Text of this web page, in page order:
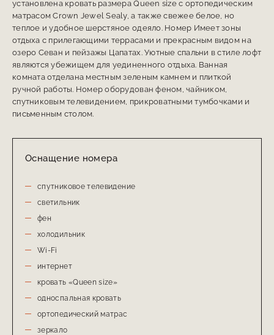
установлена кровать размера Queen size с ортопедическим
матрасом Crown Jewel Sealy, а также свежее белое, но
теплое и удобное шерстяное одеяло. Номер Имеет зоны
отдыха с прилегающими террасами и прекрасным видом на
озеро Севан и пейзажы Цапатах. Уютные спальни в стиле лофт
являются убежищем для уединенного отдыха. Ванная
комната отделана местным зеленым камнем и плиткой
ручной работы. Номер оборудован феном, чайником,
спутниковым телевидением, прикроватными тумбочками и
письменным столом.
Оснащение номера
спутниковое телевидение
светильник
фен
холодильник
Wi-Fi
интернет
кровать «Queen size»
односпальная кровать
ортопедический матрас
зеркало